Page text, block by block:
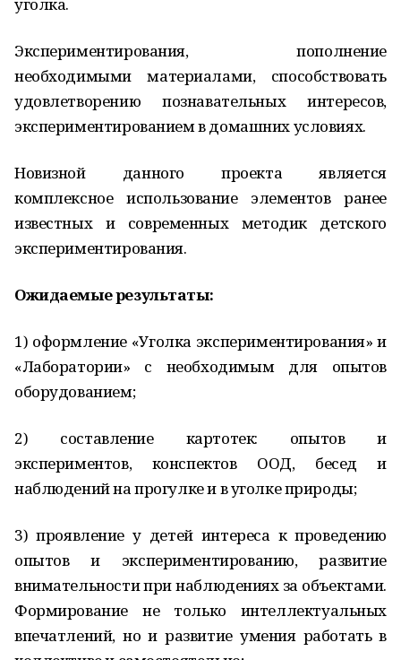
Экспериментирования, пополнение
необходимыми материалами, способствовать
удовлетворению познавательных интересов,
экспериментированием в домашних условиях.
Новизной данного проекта является
комплексное использование элементов ранее
известных и современных методик детского
экспериментирования.
Ожидаемые результаты:
1) оформление «Уголка экспериментирования» и
«Лаборатории» с необходимым для опытов
оборудованием;
2) составление картотек: опытов и
экспериментов, конспектов ООД, бесед и
наблюдений на прогулке и в уголке природы;
3) проявление у детей интереса к проведению
опытов и экспериментированию, развитие
внимательности при наблюдениях за объектами.
Формирование не только интеллектуальных
впечатлений, но и развитие умения работать в